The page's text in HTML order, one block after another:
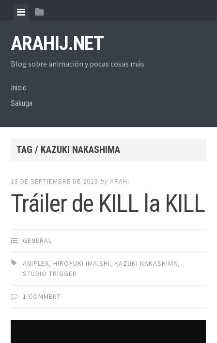
content
ViewView
ARAHIJ.NET
Blog sobre animación y pocas cosas más
Inicio
Sakuga
TAG / KAZUKI NAKASHIMA
13 DE SEPTIEMBRE DE 2013 byARAHI
Tráiler de KILL la KILL
GENERAL
ANIPLEX, HIROYUKI IMAISHI, KAZUKI NAKASHIMA,
STUDIO TRIGGER
1 COMMENT